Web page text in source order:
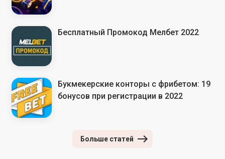
Бесплатный Промокод Мелбет 2022
Букмекерские конторы с фрибетом: 19
бонусов при регистрации в 2022
Больше статей